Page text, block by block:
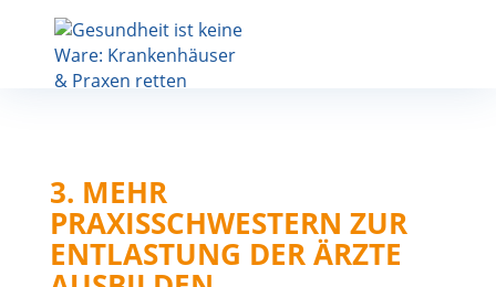
3. MEHR
PRAXISSCHWESTERN ZUR
ENTLASTUNG DER ÄRZTE